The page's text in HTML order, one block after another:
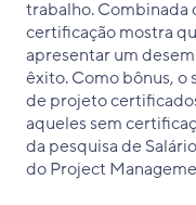
trabalho. Combinada
certificação mostra
apresentar um
êxito. Como bônus, o
de projeto
aqueles sem
da pesquisa de
do Project